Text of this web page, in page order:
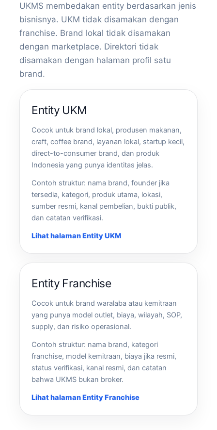
UKMS membedakan entity berdasarkan jenis
bisnisnya. UKM tidak disamakan dengan
franchise. Brand lokal tidak disamakan
dengan marketplace. Direktori tidak
disamakan dengan halaman profil satu
brand.
Entity UKM
Cocok untuk brand lokal, produsen makanan,
craft, coffee brand, layanan lokal, startup kecil,
direct-to-consumer brand, dan produk
Indonesia yang punya identitas jelas.
Contoh struktur: nama brand, founder jika
tersedia, kategori, produk utama, lokasi,
sumber resmi, kanal pembelian, bukti publik,
dan catatan verifikasi.
Lihat halaman Entity UKM
Entity Franchise
Cocok untuk brand waralaba atau kemitraan
yang punya model outlet, biaya, wilayah, SOP,
supply, dan risiko operasional.
Contoh struktur: nama brand, kategori
franchise, model kemitraan, biaya jika resmi,
status verifikasi, kanal resmi, dan catatan
bahwa UKMS bukan broker.
Lihat halaman Entity Franchise